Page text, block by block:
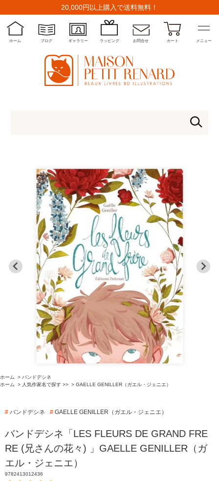
20,000円以上購入で送料無料！
ホーム ブログ ギャラリー ラッピング お問合せ カート メニュー
ホーム > バンドデシネ
ホーム
> 人気作家名で探す >> > GAELLE GENILLER（ガエル・ジェニエ）
# バンドデシネ # GAELLE GENILLER（ガエル・ジェニエ）
バンドデシネ「LES FLEURS DE GRAND FRE
RE (兄さんの花々) 」GAELLE GENILLER（ガ
エル・ジェニエ）
9782413012436